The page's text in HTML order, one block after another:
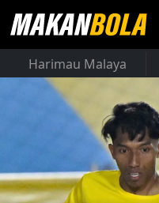
Harimau Malaya